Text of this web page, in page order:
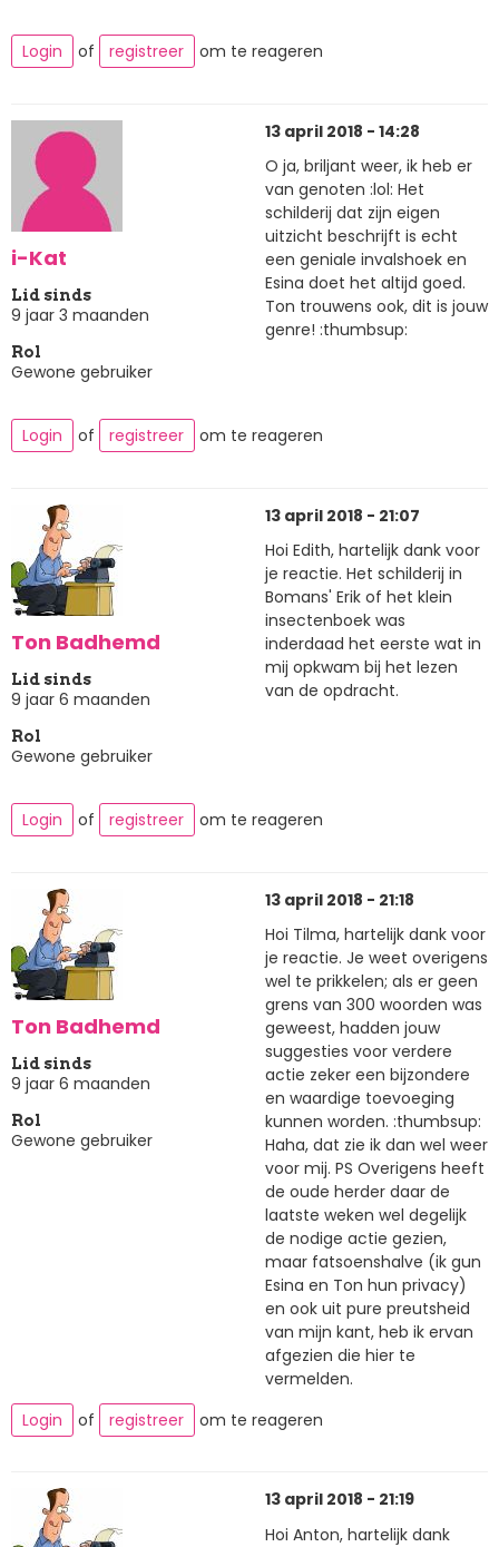
Login of registreer om te reageren
i-Kat
Lid sinds
9 jaar 3 maanden
Rol
Gewone gebruiker
13 april 2018 - 14:28
O ja, briljant weer, ik heb er
van genoten :lol: Het
schilderij dat zijn eigen
uitzicht beschrijft is echt
een geniale invalshoek en
Esina doet het altijd goed.
Ton trouwens ook, dit is jouw
genre! :thumbsup:
Login of registreer om te reageren
Ton Badhemd
Lid sinds
9 jaar 6 maanden
Rol
Gewone gebruiker
13 april 2018 - 21:07
Hoi Edith, hartelijk dank voor
je reactie. Het schilderij in
Bomans' Erik of het klein
insectenboek was
inderdaad het eerste wat in
mij opkwam bij het lezen
van de opdracht.
Login of registreer om te reageren
Ton Badhemd
Lid sinds
9 jaar 6 maanden
Rol
Gewone gebruiker
13 april 2018 - 21:18
Hoi Tilma, hartelijk dank voor
je reactie. Je weet overigens
wel te prikkelen; als er geen
grens van 300 woorden was
geweest, hadden jouw
suggesties voor verdere
actie zeker een bijzondere
en waardige toevoeging
kunnen worden. :thumbsup:
Haha, dat zie ik dan wel weer
voor mij. PS Overigens heeft
de oude herder daar de
laatste weken wel degelijk
de nodige actie gezien,
maar fatsoenshalve (ik gun
Esina en Ton hun privacy)
en ook uit pure preutsheid
van mijn kant, heb ik ervan
afgezien die hier te
vermelden.
Login
of registreer om te reageren
13 april 2018 - 21:19
Hoi Anton, hartelijk dank